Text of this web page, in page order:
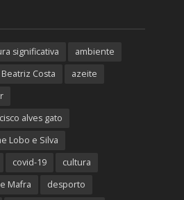
significativa
ambiente
Costa
azeite
alves gato
Lobo e Silva
covid-19
cultura
Mafra
desporto